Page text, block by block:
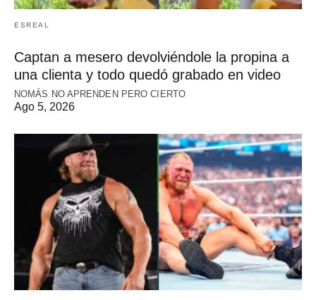
ESREAL
Captan a mesero devolviéndole la propina a
una clienta y todo quedó grabado en video
NOMÁS NO APRENDEN PERO CIERTO
Ago 5, 2026